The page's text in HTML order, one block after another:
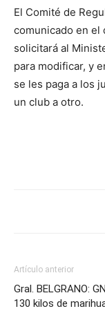
El Comité de
comunicado en el
solicitará al
para modificar, y
se les paga a los
un club a otro.
Artículo anterior
Gral. BELGRANO:
130 kilos de